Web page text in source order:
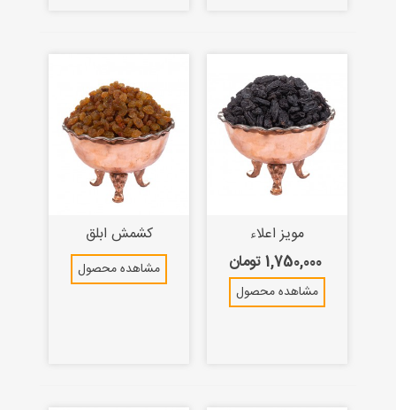
مویز اعلاء
1,750,000 تومان
مشاهده محصول
کشمش ابلق
مشاهده محصول